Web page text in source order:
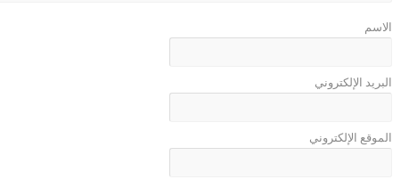
الاسم
البريد الإلكتروني
الموقع الإلكتروني